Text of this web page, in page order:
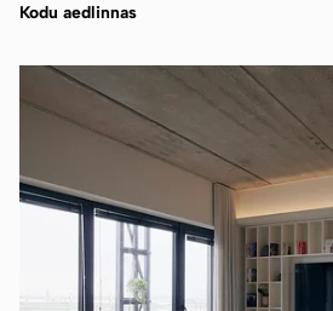
Kodu aedlinnas